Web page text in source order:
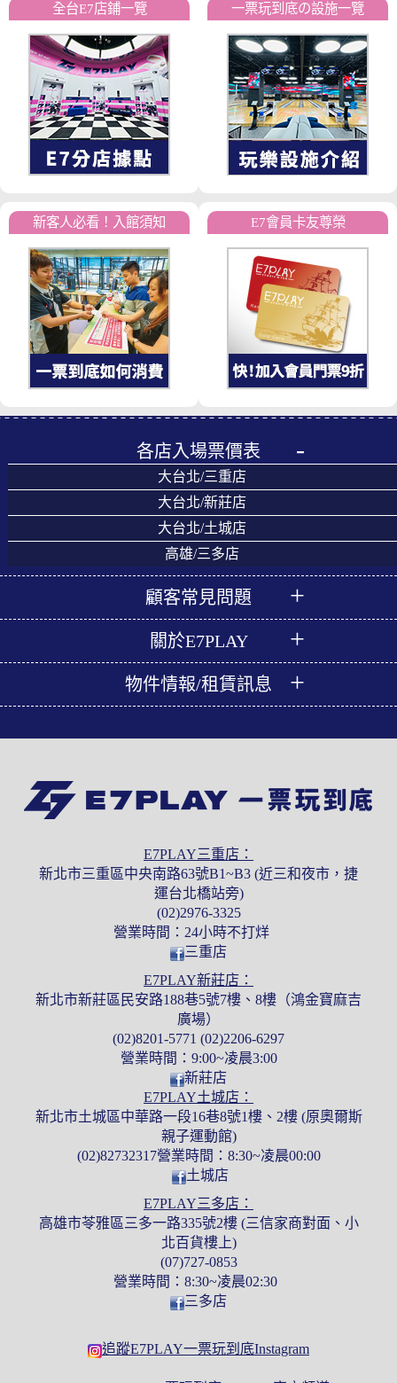
全台E7店鋪一覽 一票玩到底の設施一覽
新客人必看！入館須知 E7會員卡友尊榮
各店入場票價表
大台北/三重店
大台北/新莊店
大台北/土城店
高雄/三多店
顧客常見問題
關於E7PLAY
物件情報/租賃訊息
E7PLAY三重店：
新北市三重區中央南路63號B1~B3 (近三和夜市，捷
運台北橋站旁)
(02)2976-3325
營業時間：24小時不打烊
三重店
E7PLAY新莊店：
新北市新莊區民安路188巷5號7樓、8樓（鴻金寶麻吉
廣場）
(02)8201-5771 (02)2206-6297
營業時間：9:00~凌晨3:00
新莊店
E7PLAY土城店：
新北市土城區中華路一段16巷8號1樓、2樓 (原奧爾斯
親子運動館)
(02)82732317營業時間：8:30~凌晨00:00
土城店
E7PLAY三多店：
高雄市苓雅區三多一路335號2樓 (三信家商對面、小
北百貨樓上)
(07)727-0853
營業時間：8:30~凌晨02:30
三多店
追蹤E7PLAY一票玩到底Instagram